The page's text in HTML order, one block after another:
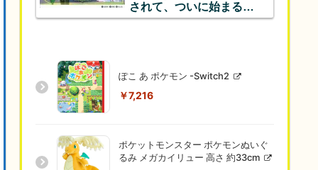
されて、ついに始まるｗ
ｗｗ
ぽこ あ ポケモン -Switch2
￥7,216
ポケットモンスター ポケモンぬいぐ
るみ メガカイリュー 高さ 約33cm